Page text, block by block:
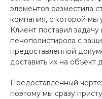
элементов разместила
компания, с которой мы
Клиент поставил задачу
пенополистирола с
предоставленной
доставить их на объект
Предоставленный
поэтому мы сразу